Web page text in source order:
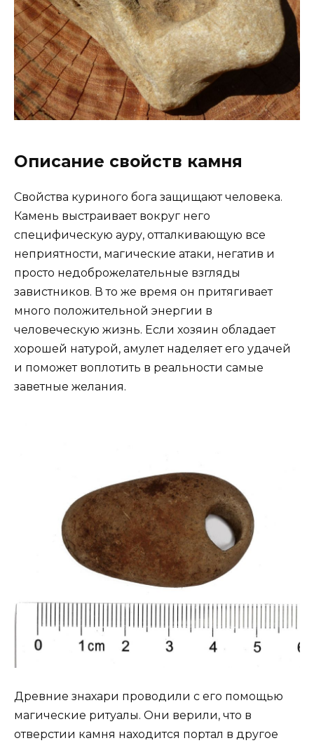
Описание свойств камня
Свойства куриного бога защищают человека.
Камень выстраивает вокруг него
специфическую ауру, отталкивающую все
неприятности, магические атаки, негатив и
просто недоброжелательные взгляды
завистников. В то же время он притягивает
много положительной энергии в
человеческую жизнь. Если хозяин обладает
хорошей натурой, амулет наделяет его удачей
и поможет воплотить в реальности самые
заветные желания.
Древние знахари проводили с его помощью
магические ритуалы. Они верили, что в
отверстии камня находится портал в другое